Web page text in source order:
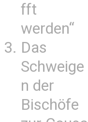
fft
werden“
Das
Schweige
n der
Bischöfe